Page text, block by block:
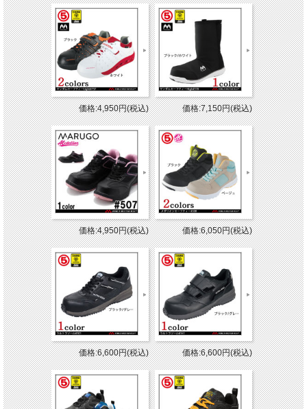
価格:4,950円(税込) 価格:7,150円(税込)
価格:4,950円(税込) 価格:6,050円(税込)
価格:6,600円(税込) 価格:6,600円(税込)